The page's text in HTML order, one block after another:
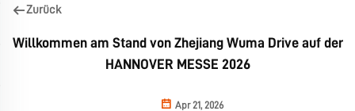
Zurück
Willkommen am Stand von Zhejiang Wuma Drive auf der
HANNOVER MESSE 2026
Apr 21, 2026